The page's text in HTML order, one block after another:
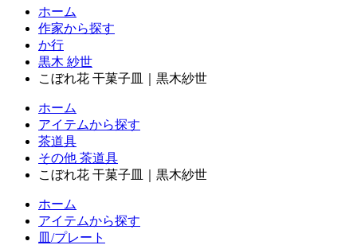
ホーム
作家から探す
か行
黒木 紗世
こぼれ花 干菓子皿｜黒木紗世
ホーム
アイテムから探す
茶道具
その他 茶道具
こぼれ花 干菓子皿｜黒木紗世
ホーム
アイテムから探す
皿/プレート